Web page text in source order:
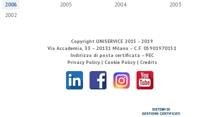
2006
2005 2004
2003
2002
Copyright UNISERVICE 2015 - 2019
Via Accademia, 33 – 20131 Milano – C.F. 05901970151
Indirizzo di posta certificata – PEC
Privacy Policy | Cookie Policy | Credits